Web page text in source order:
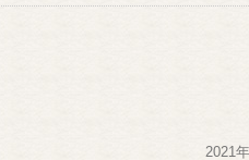
2021